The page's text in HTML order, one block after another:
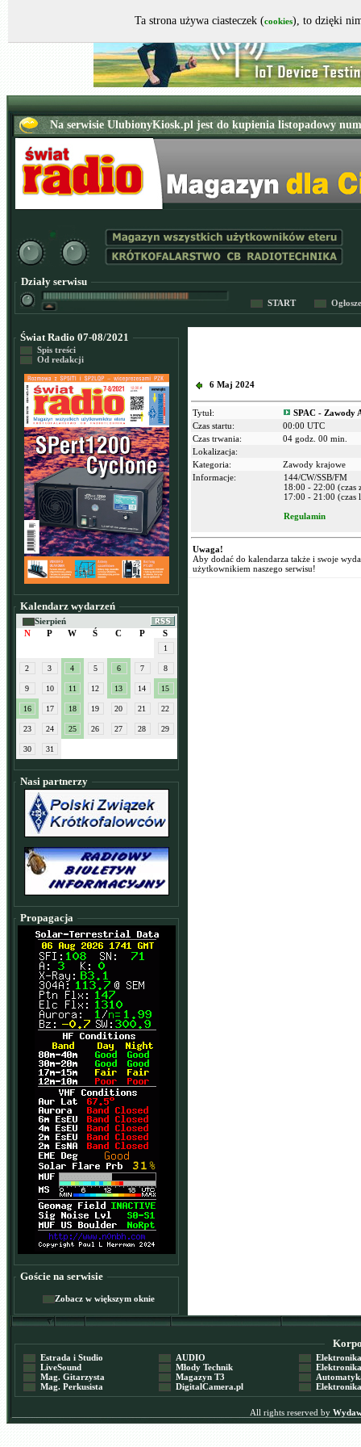
Działy serwisu
START
Świat Radio 07-08/2021
Spis treści
Od redakcji
Kalendarz wydarzeń
Sierpień
N
P W Ś C P S
1
2 3 4 5 6 7 8
9 10 11 12 13 14 15
16 17 18 19 20 21 22
23 24 25 26 27 28 29
30 31
Nasi partnerzy
Propagacja
Goście na serwisie
Zobacz w większym oknie
6 Maj 2024
Tytuł:
SPAC - Zawody
Czas startu:
00:00 UTC
Czas trwania:
04 godz. 00 min.
Lokalizacja:
Kategoria:
Zawody krajowe
Informacje:
144/CW/SSB/FM
18:00 - 22:00 (czas
17:00 - 21:00 (czas
Regulamin
Uwaga!
Aby dodać do kalendarza także i swoje
użytkownikiem naszego serwisu!
Estrada i Studio
LiveSound
Mag. Gitarzysta
Mag. Perkusista
AUDIO
Młody Technik
Magazyn T3
DigitalCamera.pl
Elektronika
Elektronika
Automatyka
Elektronika
All rights reserved by
Ta strona używa ciasteczek (cookies), to dzięki